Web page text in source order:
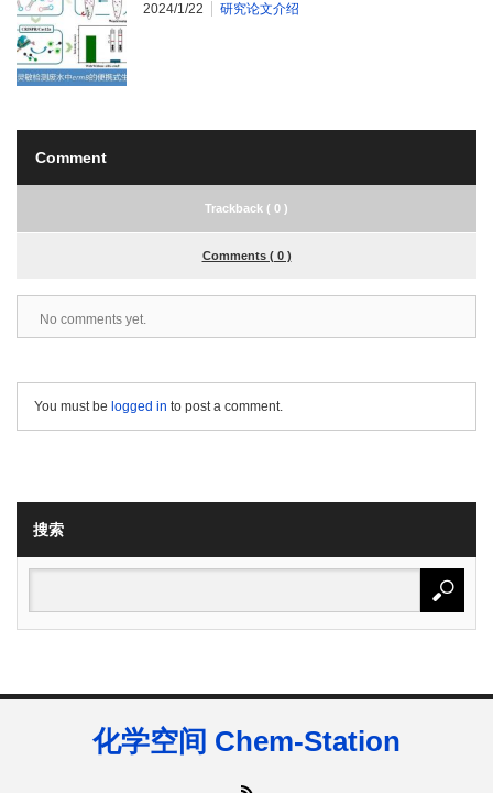
2024/1/22 研究论文介绍
Comment
Trackback ( 0 )
Comments ( 0 )
No comments yet.
You must be logged in to post a comment.
搜索
化学空间 Chem-Station